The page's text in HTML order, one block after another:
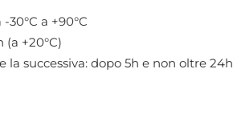
a +90°C
(a +20°C)
successiva: dopo 5h e non oltre 24h